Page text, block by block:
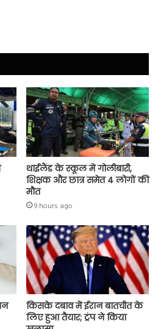
थाईलैंड के स्कूल में गोलीबारी,
शिक्षक और छात्र समेत 4 लोगों की
मौत
9 hours ago
किसके दबाव में ईरान बातचीत के
लिए हुआ तैयार; ट्रंप ने किया